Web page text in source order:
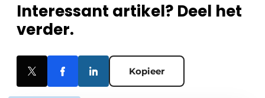
Interessant artikel? Deel het
verder.
Kopieer